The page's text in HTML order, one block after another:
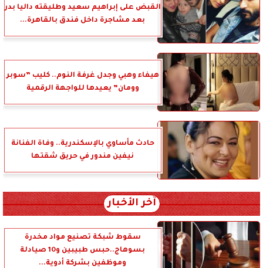
القبض على إبراهيم سعيد وطليقته داليا بدر
بعد مشاجرة داخل فندق بالقاهرة...
هيفاء وهبي وجدل غرفة النوم.. كليب ”سوبر
وومان” يعيدها للواجهة الرقمية
حادث مأساوي بالإسكندرية.. وفاة الفنانة
نيفين مندور في حريق شقتها
آخر الأخبار
سقوط شبكة تصنيع مواد مخدرة
بسوهاج..حبس طبيبين و10 صيادلة
وموظفين بشركة أدوية...